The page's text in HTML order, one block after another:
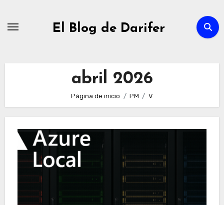
El Blog de Darifer
abril 2026
Página de inicio PM V